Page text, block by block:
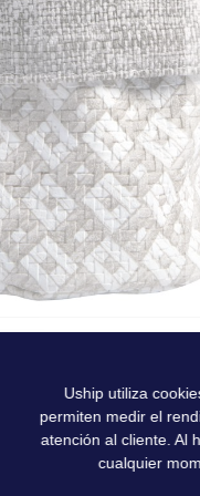
Uship utiliza
permiten medir el
atención al cliente. Al
cualquier